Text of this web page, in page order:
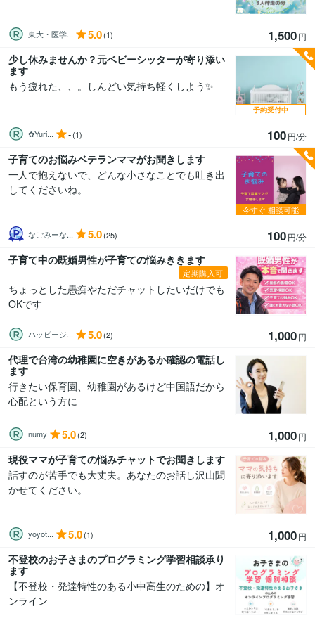
東大・医学... 5.0(1) 1,500円
少し休みませんか？元ベビーシッターが寄り添い
ます
もう疲れた、、。しんどい気持ち軽くしよう✨️
✿Yuri... -(1) 100円/分
予約受付中
子育てのお悩みベテランママがお聞きします
一人で抱えないで、どんな小さなことでも吐き出
してくださいね。
なごみーな... 5.0(25) 100円/分
今すぐ 相談可能
子育て中の既婚男性が子育ての悩みききます
定期購入可
ちょっとした愚痴やただチャットしたいだけでも
OKです
ハッピージ... 5.0(2) 1,000円
代理で台湾の幼稚園に空きがあるか確認の電話し
ます
行きたい保育園、幼稚園があるけど中国語だから
心配という方に
numy 5.0(2) 1,000円
現役ママが子育ての悩みチャットでお聞きします
話すのが苦手でも大丈夫。あなたのお話し沢山聞
かせてください。
yoyot... 5.0(1) 1,000円
不登校のお子さまのプログラミング学習相談承り
ます
【不登校・発達特性のある小中高生のための】オ
ンライン